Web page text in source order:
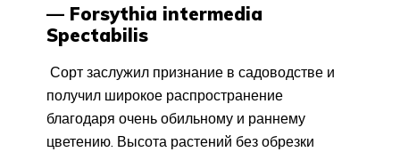
— Forsythia intermedia
Spectabilis
Сорт заслужил признание в садоводстве и
получил широкое распространение
благодаря очень обильному и раннему
цветению. Высота растений без обрезки